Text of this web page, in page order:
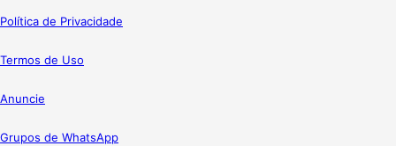
Política de Privacidade
Termos de Uso
Anuncie
Grupos de WhatsApp